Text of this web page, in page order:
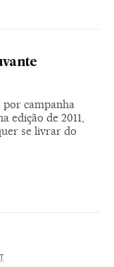
por campanha
edição de 2011,
se livrar do